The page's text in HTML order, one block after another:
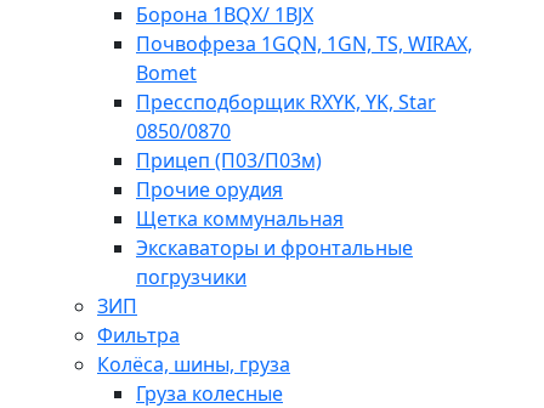
Борона 1BQX/ 1BJX
Почвофреза 1GQN, 1GN, TS, WIRAX,
Bomet
Прессподборщик RXYK, YK, Star
0850/0870
Прицеп (П03/П03м)
Прочие орудия
Щетка коммунальная
Экскаваторы и фронтальные
погрузчики
ЗИП
Фильтра
Колёса, шины, груза
Груза колесные